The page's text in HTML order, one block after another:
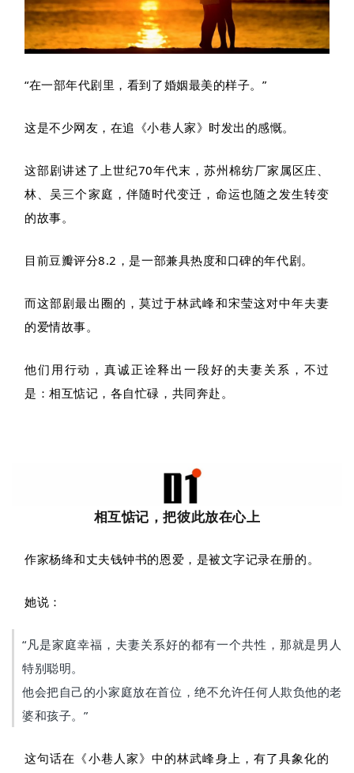
“在一部年代剧里，看到了婚姻最美的样子。”
这是不少网友，在追《小巷人家》时发出的感慨。
这部剧讲述了上世纪70年代末，苏州棉纺厂家属区庄、
林、吴三个家庭，伴随时代变迁，命运也随之发生转变
的故事。
目前豆瓣评分8.2，是一部兼具热度和口碑的年代剧。
而这部剧最出圈的，莫过于林武峰和宋莹这对中年夫妻
的爱情故事。
他们用行动，真诚正诠释出一段好的夫妻关系，不过
是：相互惦记，各自忙碌，共同奔赴。
相互惦记，把彼此放在心上
作家杨绛和丈夫钱钟书的恩爱，是被文字记录在册的。
她说：
“凡是家庭幸福，夫妻关系好的都有一个共性，那就是男人
特别聪明。
他会把自己的小家庭放在首位，绝不允许任何人欺负他的老
婆和孩子。”
这句话在《小巷人家》中的林武峰身上，有了具象化的